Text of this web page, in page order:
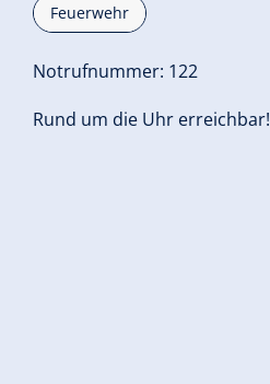
Feuerwehr
Notrufnummer: 122
Rund um die Uhr erreichbar!